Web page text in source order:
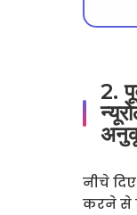
2.
नीचे
करने से